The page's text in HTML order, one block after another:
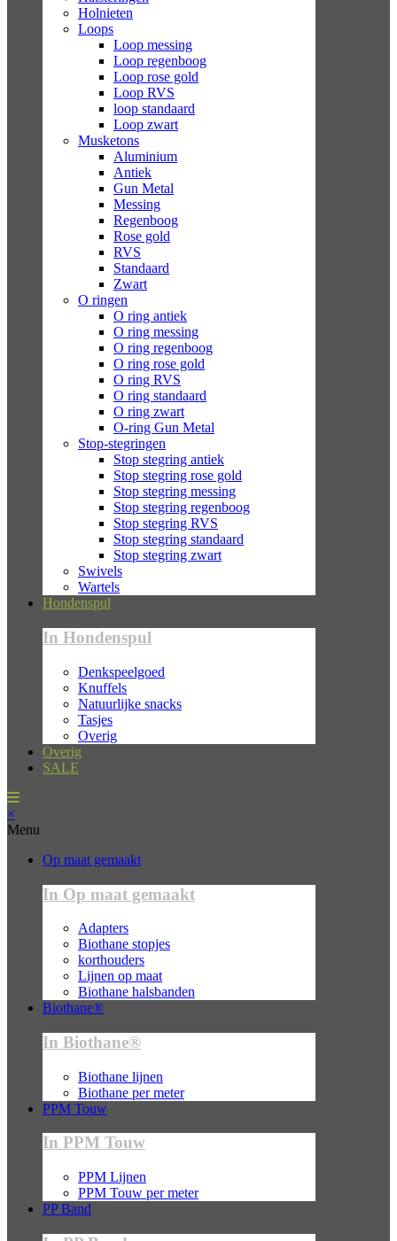
Holnieten
Loops
Loop messing
Loop regenboog
Loop rose gold
Loop RVS
loop standaard
Loop zwart
Musketons
Aluminium
Antiek
Gun Metal
Messing
Regenboog
Rose gold
RVS
Standaard
Zwart
O ringen
O ring antiek
O ring messing
O ring regenboog
O ring rose gold
O ring RVS
O ring standaard
O ring zwart
O-ring Gun Metal
Stop-stegringen
Stop stegring antiek
Stop stegring rose gold
Stop stegring messing
Stop stegring regenboog
Stop stegring RVS
Stop stegring standaard
Stop stegring zwart
Swivels
Wartels
Hondenspul
In Hondenspul
Denkspeelgoed
Knuffels
Natuurlijke snacks
Tasjes
Overig
Overig
SALE
×
Menu
Op maat gemaakt
In Op maat gemaakt
Adapters
Biothane stopjes
korthouders
Lijnen op maat
Biothane halsbanden
Biothane®
In Biothane®
Biothane lijnen
Biothane per meter
PPM Touw
In PPM Touw
PPM Lijnen
PPM Touw per meter
PP Band